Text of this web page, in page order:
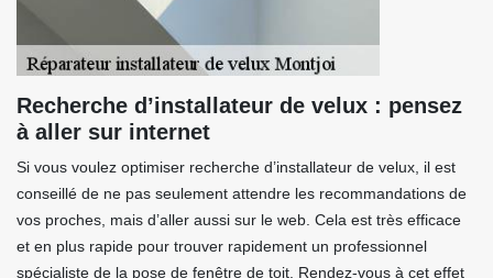
Recherche d’installateur de velux : pensez
à aller sur internet
Si vous voulez optimiser recherche d’installateur de velux, il est
conseillé de ne pas seulement attendre les recommandations de
vos proches, mais d’aller aussi sur le web. Cela est très efficace
et en plus rapide pour trouver rapidement un professionnel
spécialiste de la pose de fenêtre de toit. Rendez-vous à cet effet